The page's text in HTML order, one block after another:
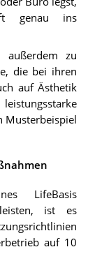
genau ins
außerdem zu
die bei ihren
auf Ästhetik
Musterbeispiel
LifeBasis
ist es
auf 10